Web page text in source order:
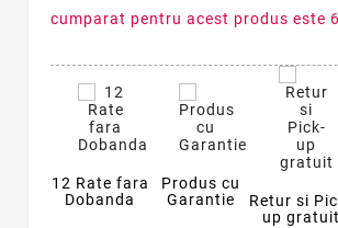
cumparat pentru acest produs este
12 Rate fara
Dobanda
Produs cu
Garantie
Retur si
up gratuit